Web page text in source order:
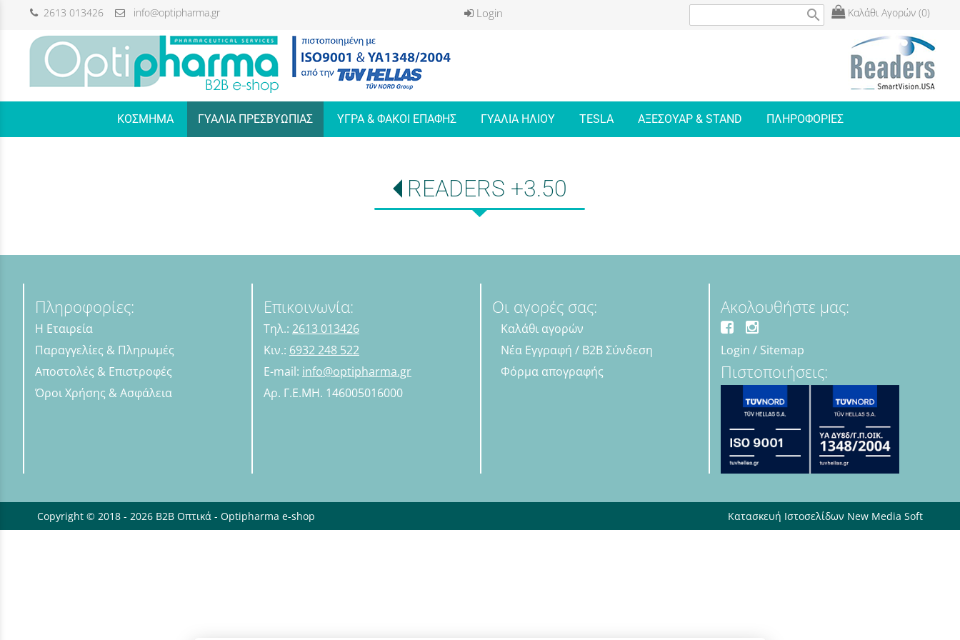
2613 013426 info@optipharma.gr Login Καλάθι Αγορών (0)
search
ΚΟΣΜΗΜΑ ΓΥΑΛΙΑ ΠΡΕΣΒΥΩΠΙΑΣ ΥΓΡΑ & ΦΑΚΟΙ ΕΠΑΦΗΣ ΓΥΑΛΙΑ ΗΛΙΟΥ TESLA ΑΞΕΣΟΥΑΡ & STAND ΠΛΗΡΟΦΟΡΙΕΣ
READERS +3.50
Πληροφορίες:
Η Εταιρεία
Παραγγελίες & Πληρωμές
Αποστολές & Επιστροφές
Όροι Χρήσης & Ασφάλεια
Επικοινωνία:
Τηλ.: 2613 013426
Κιν.: 6932 248 522
E-mail: info@optipharma.gr
Αρ. Γ.Ε.ΜΗ. 146005016000
Οι αγορές σας:
Καλάθι αγορών
Νέα Εγγραφή / B2B Σύνδεση
Φόρμα απογραφής
Ακολουθήστε μας:
Login / Sitemap
Πιστοποιήσεις:
Copyright © 2018 - 2026 B2B Οπτικά - Optipharma e-shop Κατασκευή Ιστοσελίδων New Media Soft